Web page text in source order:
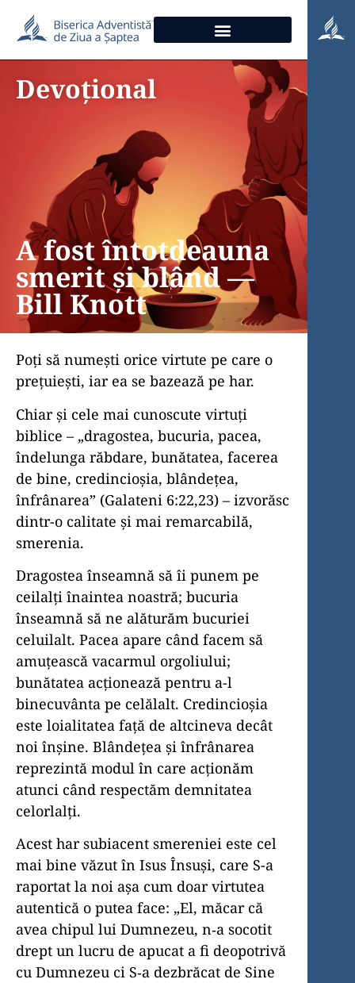
Devoțional
A fost întotdeauna
smerit și blând —
Bill Knott
Poți să numești orice virtute pe care o
prețuiești, iar ea se bazează pe har.
Chiar și cele mai cunoscute virtuți
biblice – „dragostea, bucuria, pacea,
îndelunga răbdare, bunătatea, facerea
de bine, credincioșia, blândețea,
înfrânarea” (Galateni 6:22,23) – izvorăsc
dintr-o calitate și mai remarcabilă,
smerenia.
Dragostea înseamnă să îi punem pe
ceilalți înaintea noastră; bucuria
înseamnă să ne alăturăm bucuriei
celuilalt. Pacea apare când facem să
amuțească vacarmul orgoliului;
bunătatea acționează pentru a-l
binecuvânta pe celălalt. Credincioșia
este loialitatea față de altcineva decât
noi înșine. Blândețea și înfrânarea
reprezintă modul în care acționăm
atunci când respectăm demnitatea
celorlalți.
Acest har subiacent smereniei este cel
mai bine văzut în Isus Însuși, care S-a
raportat la noi așa cum doar virtutea
autentică o putea face: „El, măcar că
avea chipul lui Dumnezeu, n‑a socotit
drept un lucru de apucat a fi deopotrivă
cu Dumnezeu ci S‑a dezbrăcat de Sine